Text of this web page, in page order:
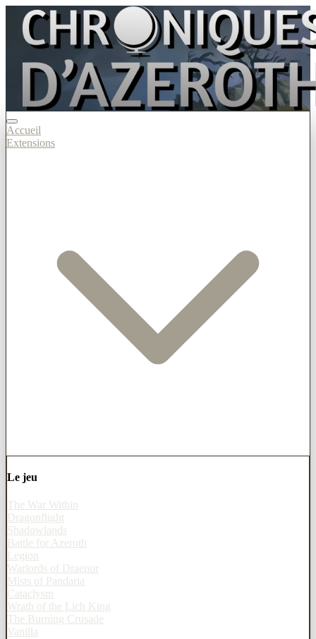
Accueil
Extensions
Le jeu
The War Within
Dragonflight
Shadowlands
Battle for Azeroth
Legion
Warlords of Draenor
Mists of Pandaria
Cataclysm
Wrath of the Lich King
The Burning Crusade
Vanilla